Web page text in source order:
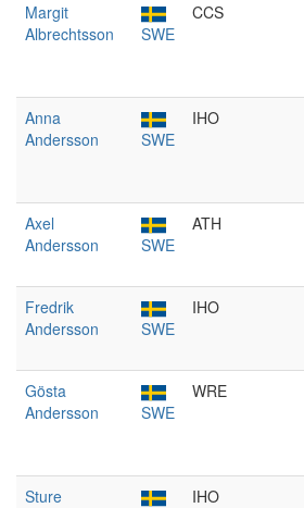
Margit
Albrechtsson
SWE
CCS
Anna
Andersson
SWE
IHO
Axel
Andersson
SWE
ATH
Fredrik
Andersson
SWE
IHO
Gösta
Andersson
SWE
WRE
Sture
IHO